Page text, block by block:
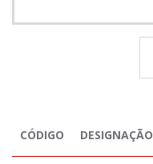
CÓDIGO DESIGNAÇÃO